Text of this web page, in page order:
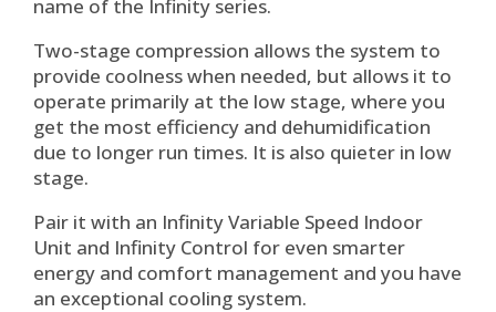
name of the Infinity series.
Two-stage compression allows the system to
provide coolness when needed, but allows it to
operate primarily at the low stage, where you
get the most efficiency and dehumidification
due to longer run times. It is also quieter in low
stage.
Pair it with an Infinity Variable Speed ​​Indoor
Unit and Infinity Control for even smarter
energy and comfort management and you have
an exceptional cooling system.